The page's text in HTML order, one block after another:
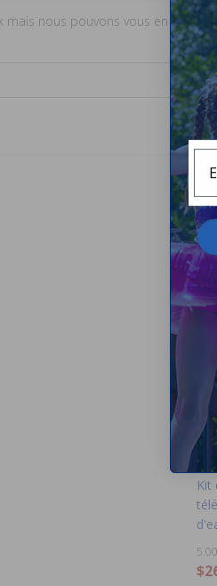
nous pouvons vous en
-
Kit
5.00